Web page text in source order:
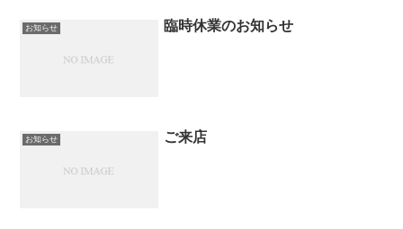
お知らせ 臨時休業のお知らせ
お知らせ ご来店